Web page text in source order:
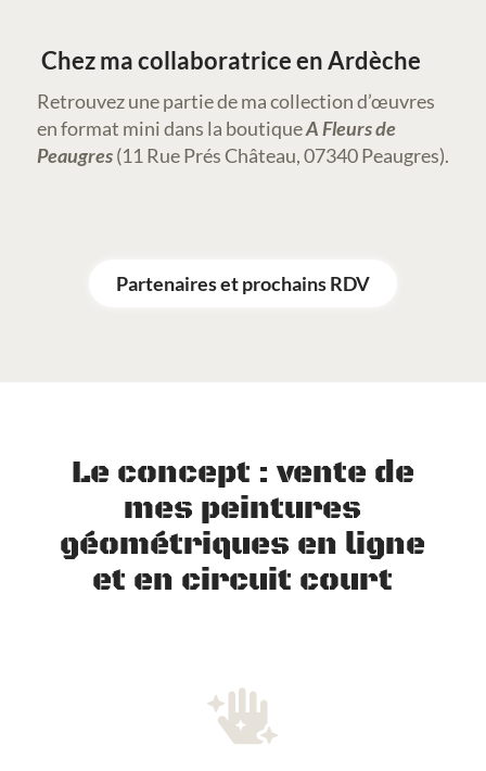
Chez ma collaboratrice en Ardèche
Retrouvez une partie de ma collection d’œuvres
en format mini dans la boutiqueA Fleurs de
Peaugres(11 Rue Prés Château, 07340 Peaugres).
Partenaires et prochains RDV
Le concept : vente de
mes peintures
géométriques en ligne
et en circuit court
